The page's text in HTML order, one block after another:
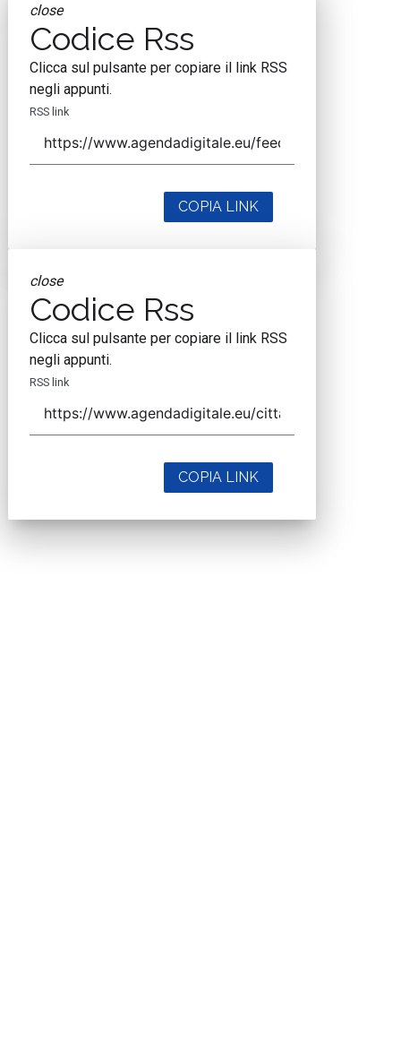
close
Codice Rss
Clicca sul pulsante per copiare il link RSS
negli appunti.
RSS link
COPIA LINK
close
Codice Rss
Clicca sul pulsante per copiare il link RSS
negli appunti.
RSS link
COPIA LINK